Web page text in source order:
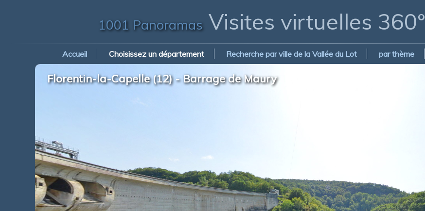
1001 PanoramasVisites virtuelles 360°
Accueil Choisissez un département Recherche par ville de la Vallée du Lot par thème
Florentin-la-Capelle (12) - Barrage de Maury